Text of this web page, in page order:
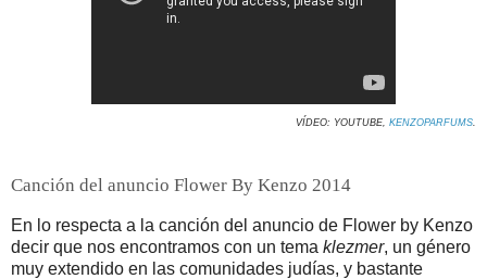
VÍDEO: YOUTUBE, KENZOPARFUMS
Canción del anuncio Flower By Kenzo 2014
En lo respecta a la canción del anuncio de Flower by Kenzo
decir que nos encontramos con un tema klezmer, un género
muy extendido en las comunidades judías, y bastante